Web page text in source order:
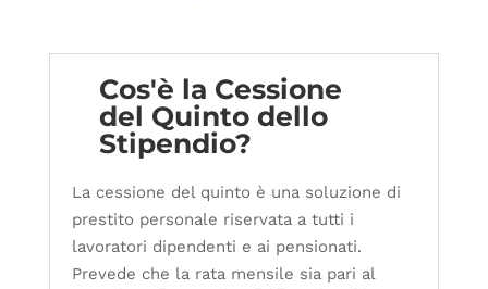
Cos'è la Cessione
del Quinto dello
Stipendio?
La cessione del quinto è una soluzione di
prestito personale riservata a tutti i
lavoratori dipendenti e ai pensionati.
Prevede che la rata mensile sia pari al